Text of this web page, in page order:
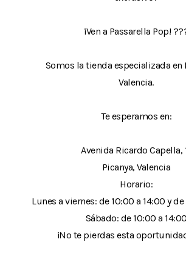
¡Ven a Passarella Pop!
Somos la tienda especializada en
Valencia.
Te esperamos en:
Avenida Ricardo Capella,
Picanya, Valencia
Horario:
Lunes a viernes: de 10:00 a 14:00 y
Sábado: de 10:00 a 14:00
¡No te pierdas esta